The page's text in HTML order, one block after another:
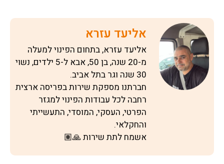
אליעד עזרא
אליעד עזרא, בתחום הפינוי למעלה
מ-20 שנה, בן 50, אבא ל-5 ילדים, נשוי
30 שנה וגר בתל אביב.
חברתנו מספקת שירות בפריסה ארצית
רחבה לכל עבודות הפינוי למגזר
הפרטי, העסקי, המוסדי, התעשייתי
והחקלאי.
אשמח לתת שירות 🙏🏽